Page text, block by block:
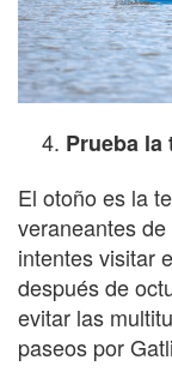
Prueba la
El otoño es la
veraneantes
intentes visitar
después de
evitar las
paseos por